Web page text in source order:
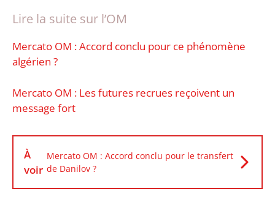
Lire la suite sur l’OM
Mercato OM : Accord conclu pour ce phénomène
algérien ?
Mercato OM : Les futures recrues reçoivent un
message fort
À
voir
Mercato OM : Accord conclu pour le transfert
de Danilov ?